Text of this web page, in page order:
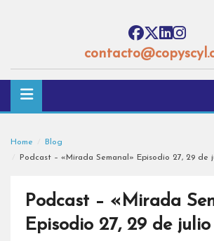
Home
Blog
Podcast – «Mirada Semanal» Episodio 27, 29 de
Podcast – «Mirada
Episodio 27, 29 de